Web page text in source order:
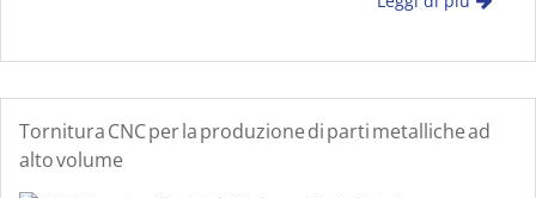
Tornitura CNC per la produzione di parti metalliche ad
alto volume